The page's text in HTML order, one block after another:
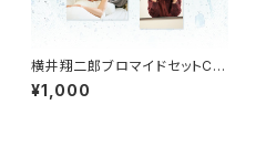
横井翔二郎ブロマイドセットC
（2026-2027カレンダーアザー
カット）
¥1,000